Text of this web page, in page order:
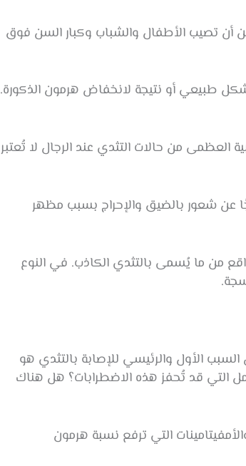
أن تصيب الأطفال والشباب وكبار السن فوق
طبيعي أو نتيجة لانخفاض هرمون الذكورة.
العظمى من حالات التثدي عند الرجال لا تُعتبر
عن شعور بالضيق والإحراج بسبب مظهر
من ما يُسمى بالتثدي الكاذب. في النوع
الأول والرئيسي للإصابة بالتثدي هو
التي قد تُحفز هذه الاضطرابات؟ هل هناك
التي ترفع نسبة هرمون